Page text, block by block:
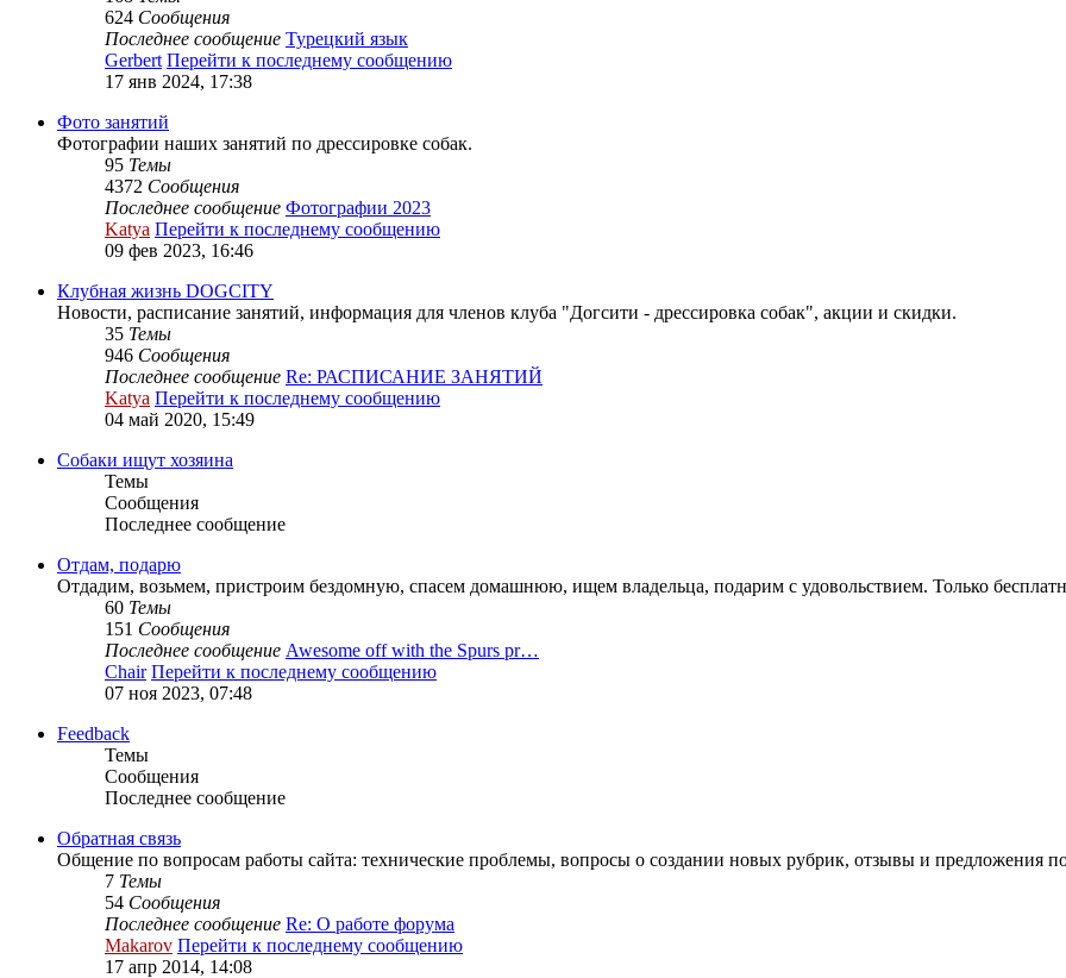
624 Сообщения
Последнее сообщение Турецкий язык
Gerbert Перейти к последнему сообщению
17 янв 2024, 17:38
Фото занятий
Фотографии наших занятий по дрессировке собак.
95 Темы
4372 Сообщения
Последнее сообщение Фотографии 2023
Katya Перейти к последнему сообщению
09 фев 2023, 16:46
Клубная жизнь DOGCITY
Новости, расписание занятий, информация для членов клуба "Догсити - дрессировка собак", акции и скидки.
35 Темы
946 Сообщения
Последнее сообщение Re: РАСПИСАНИЕ ЗАНЯТИЙ
Katya Перейти к последнему сообщению
04 май 2020, 15:49
Собаки ищут хозяина
Темы
Сообщения
Последнее сообщение
Отдам, подарю
Отдадим, возьмем, пристроим бездомную, спасем домашнюю, ищем владельца, подарим с удовольствием. Только
60 Темы
151 Сообщения
Последнее сообщение Awesome off with the Spurs pr…
Chair Перейти к последнему сообщению
07 ноя 2023, 07:48
Feedback
Темы
Сообщения
Последнее сообщение
Обратная связь
Общение по вопросам работы сайта: технические проблемы, вопросы о создании новых рубрик, отзывы и предложения
7 Темы
54 Сообщения
Последнее сообщение Re: О работе форума
Makarov Перейти к последнему сообщению
17 апр 2014, 14:08